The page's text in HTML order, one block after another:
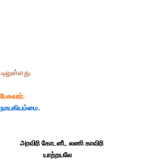
அரவிரி கோடனீட லணி காவிரி
யாற்றயலே